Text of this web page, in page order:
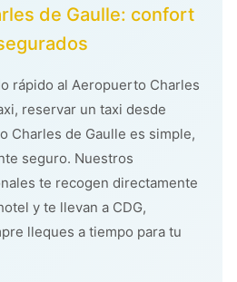
de Gaulle: confort
rápido al Aeropuerto Charles
reservar un taxi desde
Charles de Gaulle es simple,
seguro. Nuestros
te recogen directamente
y te llevan a CDG,
lleques a tiempo para tu